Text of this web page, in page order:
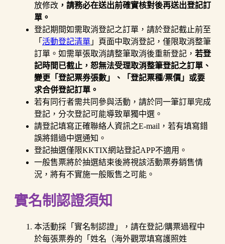
放修改 ，請務必在送出前確實核對後再送出登記訂
單。
登記期間如需取消登記之訂單，請於登記截止前至
「 活動登記清單 」頁面中取消登記，僅限取消整筆
訂單。如需單張取消請整筆取消後重新登記， 若登
記時間已截止，恕無法受理取消整筆登記之訂單、
變更「登記票券張數」、「登記票種/票價」或要
求合併登記訂單。
若有同行者需共同參與活動，請於同一筆訂單完成
登記，分次登記可能導致單獨中選。
請登記填寫正確聯絡人資訊之E-mail，若有填寫錯
誤將錯過中選通知。
登記抽選僅限KKTIX網站登記APP不適用。
一般售票將於抽選結束後將視該活動票券銷售情
況，將有不實施一般販售之可能。
實名制認證須知
本活動採「實名制認證」，請在登記/購票過程中
於每張票券的「姓名（海外觀眾填寫護照姓